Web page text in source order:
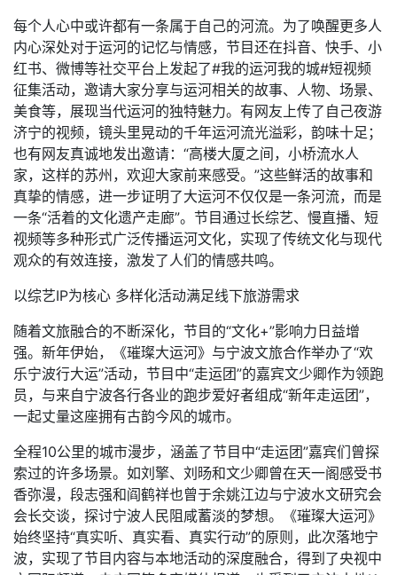
每个人心中或许都有一条属于自己的河流。为了唤醒更多人
内心深处对于运河的记忆与情感，节目还在抖音、快手、小
红书、微博等社交平台上发起了#我的运河我的城#短视频
征集活动，邀请大家分享与运河相关的故事、人物、场景、
美食等，展现当代运河的独特魅力。有网友上传了自己夜游
济宁的视频，镜头里晃动的千年运河流光溢彩，韵味十足；
也有网友真诚地发出邀请：“高楼大厦之间，小桥流水人
家，这样的苏州，欢迎大家前来感受。”这些鲜活的故事和
真挚的情感，进一步证明了大运河不仅仅是一条河流，而是
一条“活着的文化遗产走廊”。节目通过长综艺、慢直播、短
视频等多种形式广泛传播运河文化，实现了传统文化与现代
观众的有效连接，激发了人们的情感共鸣。
以综艺IP为核心 多样化活动满足线下旅游需求
随着文旅融合的不断深化，节目的“文化+”影响力日益增
强。新年伊始，《璀璨大运河》与宁波文旅合作举办了“欢
乐宁波行大运”活动，节目中“走运团”的嘉宾文少卿作为领跑
员，与来自宁波各行各业的跑步爱好者组成“新年走运团”，
一起丈量这座拥有古韵今风的城市。
全程10公里的城市漫步，涵盖了节目中“走运团”嘉宾们曾探
索过的许多场景。如刘擎、刘旸和文少卿曾在天一阁感受书
香弥漫，段志强和阎鹤祥也曾于余姚江边与宁波水文研究会
会长交谈，探讨宁波人民阻咸蓄淡的梦想。《璀璨大运河》
始终坚持“真实听、真实看、真实行动”的原则，此次落地宁
波，实现了节目内容与本地活动的深度融合，得到了央视中